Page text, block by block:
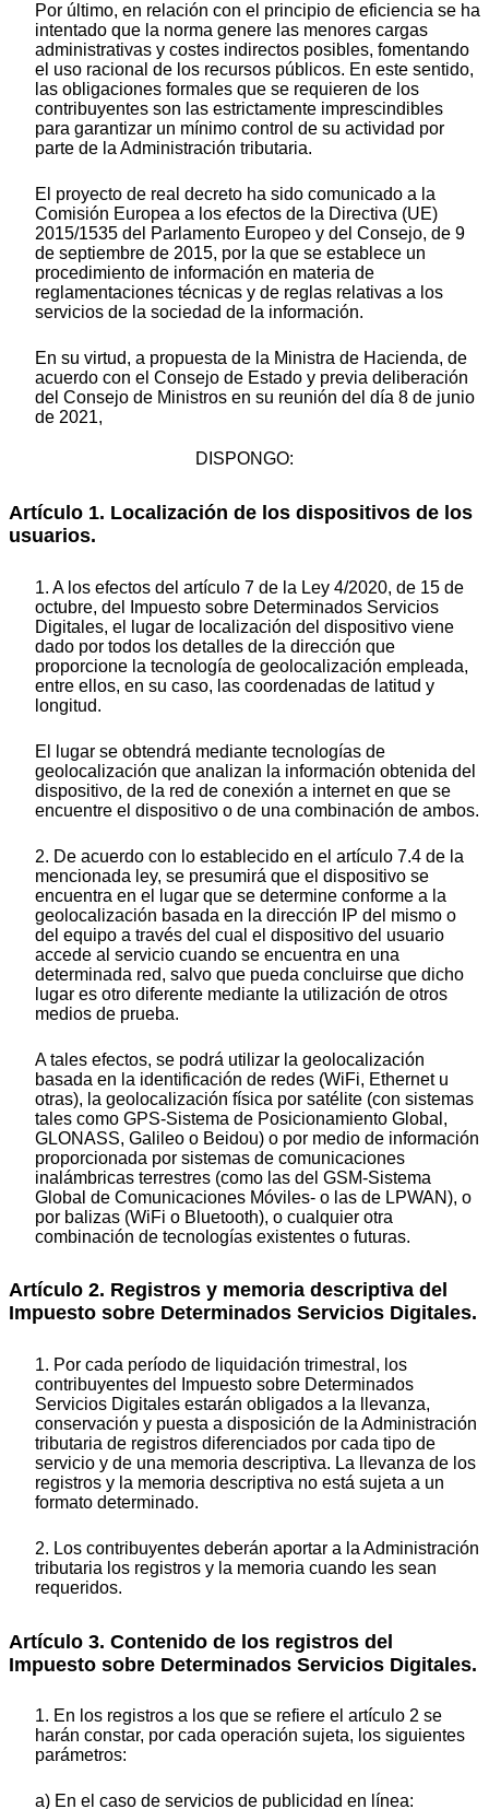
Por último, en relación con el principio de eficiencia se ha
intentado que la norma genere las menores cargas
administrativas y costes indirectos posibles, fomentando
el uso racional de los recursos públicos. En este sentido,
las obligaciones formales que se requieren de los
contribuyentes son las estrictamente imprescindibles
para garantizar un mínimo control de su actividad por
parte de la Administración tributaria.
El proyecto de real decreto ha sido comunicado a la
Comisión Europea a los efectos de la Directiva (UE)
2015/1535 del Parlamento Europeo y del Consejo, de 9
de septiembre de 2015, por la que se establece un
procedimiento de información en materia de
reglamentaciones técnicas y de reglas relativas a los
servicios de la sociedad de la información.
En su virtud, a propuesta de la Ministra de Hacienda, de
acuerdo con el Consejo de Estado y previa deliberación
del Consejo de Ministros en su reunión del día 8 de junio
de 2021,
DISPONGO:
Artículo 1. Localización de los dispositivos de los
usuarios.
1. A los efectos del artículo 7 de la Ley 4/2020, de 15 de
octubre, del Impuesto sobre Determinados Servicios
Digitales, el lugar de localización del dispositivo viene
dado por todos los detalles de la dirección que
proporcione la tecnología de geolocalización empleada,
entre ellos, en su caso, las coordenadas de latitud y
longitud.
El lugar se obtendrá mediante tecnologías de
geolocalización que analizan la información obtenida del
dispositivo, de la red de conexión a internet en que se
encuentre el dispositivo o de una combinación de ambos.
2. De acuerdo con lo establecido en el artículo 7.4 de la
mencionada ley, se presumirá que el dispositivo se
encuentra en el lugar que se determine conforme a la
geolocalización basada en la dirección IP del mismo o
del equipo a través del cual el dispositivo del usuario
accede al servicio cuando se encuentra en una
determinada red, salvo que pueda concluirse que dicho
lugar es otro diferente mediante la utilización de otros
medios de prueba.
A tales efectos, se podrá utilizar la geolocalización
basada en la identificación de redes (WiFi, Ethernet u
otras), la geolocalización física por satélite (con sistemas
tales como GPS-Sistema de Posicionamiento Global,
GLONASS, Galileo o Beidou) o por medio de información
proporcionada por sistemas de comunicaciones
inalámbricas terrestres (como las del GSM-Sistema
Global de Comunicaciones Móviles- o las de LPWAN), o
por balizas (WiFi o Bluetooth), o cualquier otra
combinación de tecnologías existentes o futuras.
Artículo 2. Registros y memoria descriptiva del
Impuesto sobre Determinados Servicios Digitales.
1. Por cada período de liquidación trimestral, los
contribuyentes del Impuesto sobre Determinados
Servicios Digitales estarán obligados a la llevanza,
conservación y puesta a disposición de la Administración
tributaria de registros diferenciados por cada tipo de
servicio y de una memoria descriptiva. La llevanza de los
registros y la memoria descriptiva no está sujeta a un
formato determinado.
2. Los contribuyentes deberán aportar a la Administración
tributaria los registros y la memoria cuando les sean
requeridos.
Artículo 3. Contenido de los registros del
Impuesto sobre Determinados Servicios Digitales.
1. En los registros a los que se refiere el artículo 2 se
harán constar, por cada operación sujeta, los siguientes
parámetros:
a) En el caso de servicios de publicidad en línea: